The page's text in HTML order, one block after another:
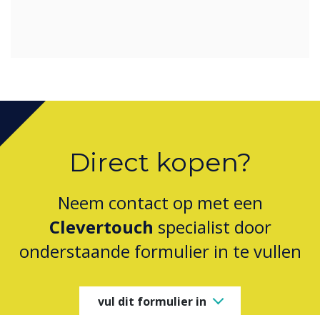
Direct kopen?
Neem contact op met een
Clevertouch specialist door
onderstaande formulier in te vullen
vul dit formulier in